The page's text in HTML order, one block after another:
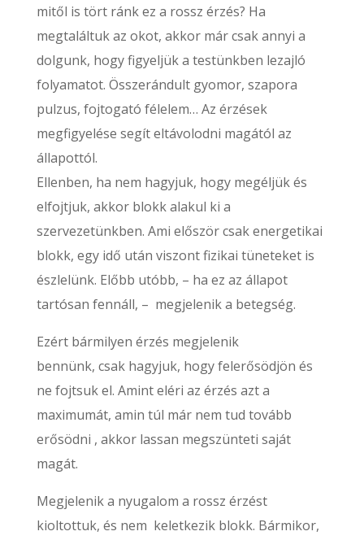
mitől is tört ránk ez a rossz érzés? Ha
megtaláltuk az okot, akkor már csak annyi a
dolgunk, hogy figyeljük a testünkben lezajló
folyamatot. Összerándult gyomor, szapora
pulzus, fojtogató félelem… Az érzések
megfigyelése segít eltávolodni magától az
állapottól.
Ellenben, ha nem hagyjuk, hogy megéljük és
elfojtjuk, akkor blokk alakul ki a
szervezetünkben. Ami először csak energetikai
blokk, egy idő után viszont fizikai tüneteket is
észlelünk. Előbb utóbb, – ha ez az állapot
tartósan fennáll, – megjelenik a betegség.
Ezért bármilyen érzés megjelenik
bennünk, csak hagyjuk, hogy felerősödjön és
ne fojtsuk el. Amint eléri az érzés azt a
maximumát, amin túl már nem tud tovább
erősödni , akkor lassan megszünteti saját
magát.
Megjelenik a nyugalom a rossz érzést
kioltottuk, és nem keletkezik blokk. Bármikor,